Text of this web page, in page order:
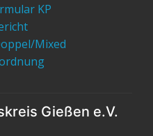
KP
Mixed
Gießen e.V.